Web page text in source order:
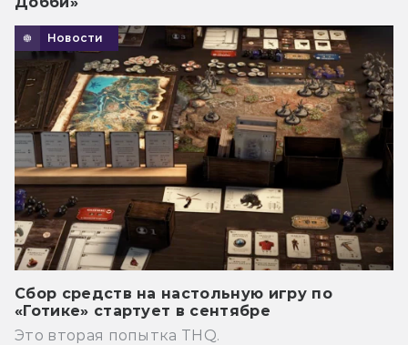
Новости
Сбор средств на настольную игру по
«Готике» стартует в сентябре
Это вторая попытка THQ.